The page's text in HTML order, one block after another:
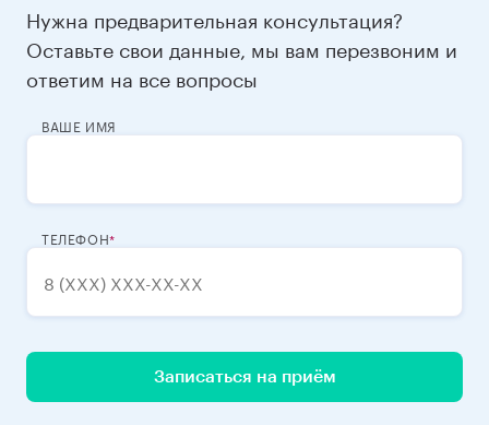
Нужна предварительная консультация?
Оставьте свои данные, мы вам перезвоним и
ответим на все вопросы
ВАШЕ ИМЯ
ТЕЛЕФОН
Записаться на приём